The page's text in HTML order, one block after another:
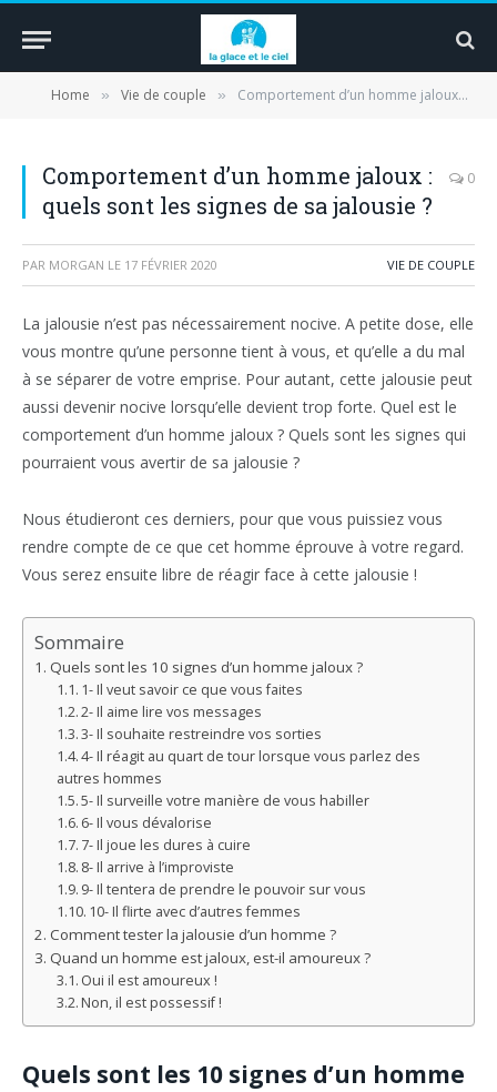
Home » Vie de couple » Comportement d’un homme jaloux : quels sont les signes de sa jalousie ?
Comportement d’un homme jaloux :
quels sont les signes de sa jalousie ?
0
PAR MORGAN LE 17 FÉVRIER 2020 VIE DE COUPLE
La jalousie n’est pas nécessairement nocive. A petite dose, elle
vous montre qu’une personne tient à vous, et qu’elle a du mal
à se séparer de votre emprise. Pour autant, cette jalousie peut
aussi devenir nocive lorsqu’elle devient trop forte. Quel est le
comportement d’un homme jaloux ? Quels sont les signes qui
pourraient vous avertir de sa jalousie ?
Nous étudieront ces derniers, pour que vous puissiez vous
rendre compte de ce que cet homme éprouve à votre regard.
Vous serez ensuite libre de réagir face à cette jalousie !
Sommaire
Quels sont les 10 signes d’un homme jaloux ?
1- Il veut savoir ce que vous faites
2- Il aime lire vos messages
3- Il souhaite restreindre vos sorties
4- Il réagit au quart de tour lorsque vous parlez des
autres hommes
5- Il surveille votre manière de vous habiller
6- Il vous dévalorise
7- Il joue les dures à cuire
8- Il arrive à l’improviste
9- Il tentera de prendre le pouvoir sur vous
10- Il flirte avec d’autres femmes
Comment tester la jalousie d’un homme ?
Quand un homme est jaloux, est-il amoureux ?
Oui il est amoureux !
Non, il est possessif !
Quels sont les 10 signes d’un homme